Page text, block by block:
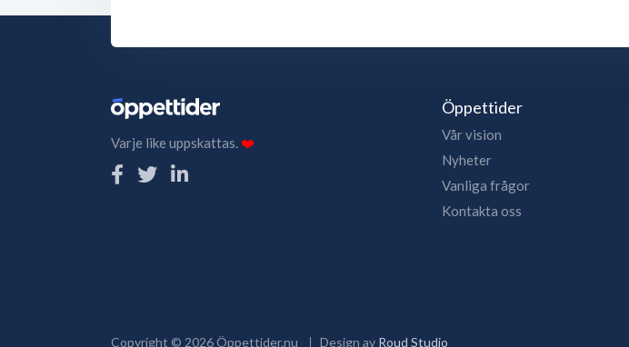
Varje like uppskattas.❤️
Öppettider
Vår vision
Nyheter
Vanliga frågor
Kontakta oss
Copyright © 2026Öppettider.nu Design av Roud Studio